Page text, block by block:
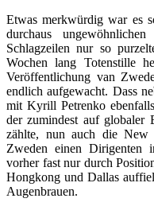
Etwas merkwürdig war es
durchaus
Schlagzeilen nur so
Wochen lang Totenstille
Veröffentlichung van
endlich aufgewacht. Dass
mit Kyrill Petrenko
der zumindest auf globaler
zählte, nun auch die New
Zweden einen Dirigenten
vorher fast nur durch
Hongkong und Dallas
Augenbrauen.